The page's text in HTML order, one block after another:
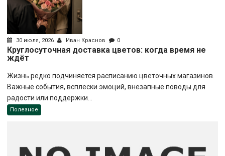
30 июля, 2026 Иван Краснов 0
Круглосуточная доставка цветов: когда время не
ждёт
Жизнь редко подчиняется расписанию цветочных магазинов.
Важные события, всплески эмоций, внезапные поводы для
радости или поддержки...
Полезное